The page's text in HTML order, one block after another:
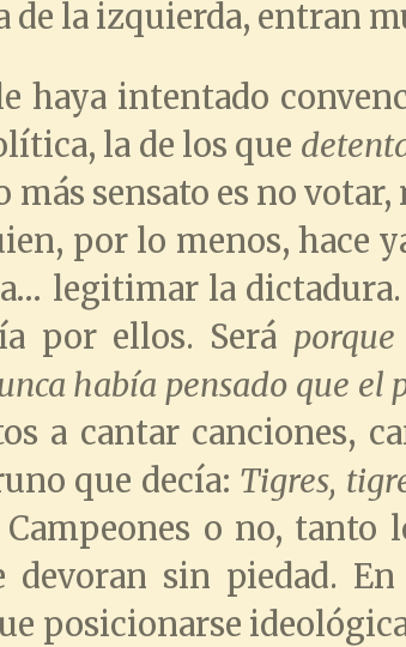
de la izquierda, entran
haya intentado
la de los que
más sensato es no
por lo menos, hace
legitimar la
por ellos. Será
había pensado que
a cantar canciones,
que decía: Tigres,
Campeones o no, tanto
devoran sin piedad.
posicionarse